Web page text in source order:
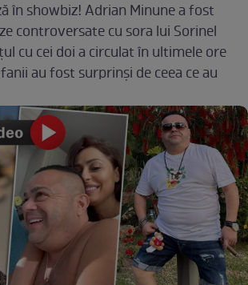
în showbiz! Adrian Minune a fost
controversate cu sora lui Sorinel
cu cei doi a circulat în ultimele ore
au fost surprinși de ceea ce au